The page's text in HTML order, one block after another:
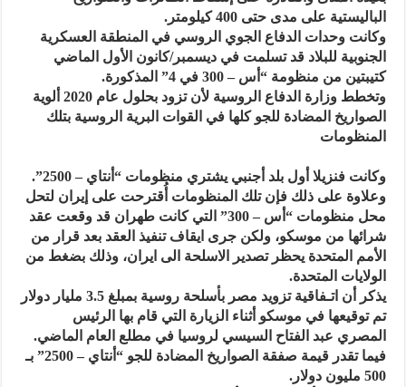
الباليستية على مدى حتى 400 كيلومتر.
وكانت وحدات الدفاع الجوي الروسي في المنطقة العسكرية
الجنوبية للبلاد قد تسلمت في ديسمبر/كانون الأول الماضي
كتيبتين من منظومة “أس – 300 في 4” المذكورة.
وتخطط وزارة الدفاع الروسية لأن تزود بحلول عام 2020 ألوية
الصواريخ المضادة للجو كلها في القوات البرية الروسية بتلك
المنظومات
وكانت فنزيلا أول بلد أجنبي يشتري منظومات “أنتاي – 2500”.
وعلاوة على ذلك فإن تلك المنظومات أُقترحت على إيران لتحل
محل منظومات “أس – 300” التي كانت طهران قد وقعت عقد
شرائها من موسكو، ولكن جرى ايقاف تنفيذ العقد بعد قرار من
الأمم المتحدة يحظر تصدير الاسلحة الى ايران، وذلك بضغط من
الولايات المتحدة.
يذكر أن اتـفاقية تزويد مصر بأسلحة روسية بمبلغ 3.5 مليار دولار
تم توقيعها في موسكو أثناء الزيارة التي قام بها الرئيس
المصري عبد الفتاح السيسي لروسيا في مطلع العام الماضي.
فيما تقدر قيمة صفقة الصواريخ المضادة للجو “أنتاي – 2500” بـ
500 مليون دولار.